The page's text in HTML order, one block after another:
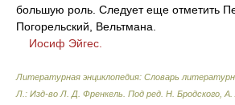
большую роль. Следует еще отметить
Погорельский, Вельтмана.
Иосиф Эйгес.
Литературная энциклопедия: Словарь
Л.: Изд-во Л. Д. Френкель Под ред. Н. Бродского,